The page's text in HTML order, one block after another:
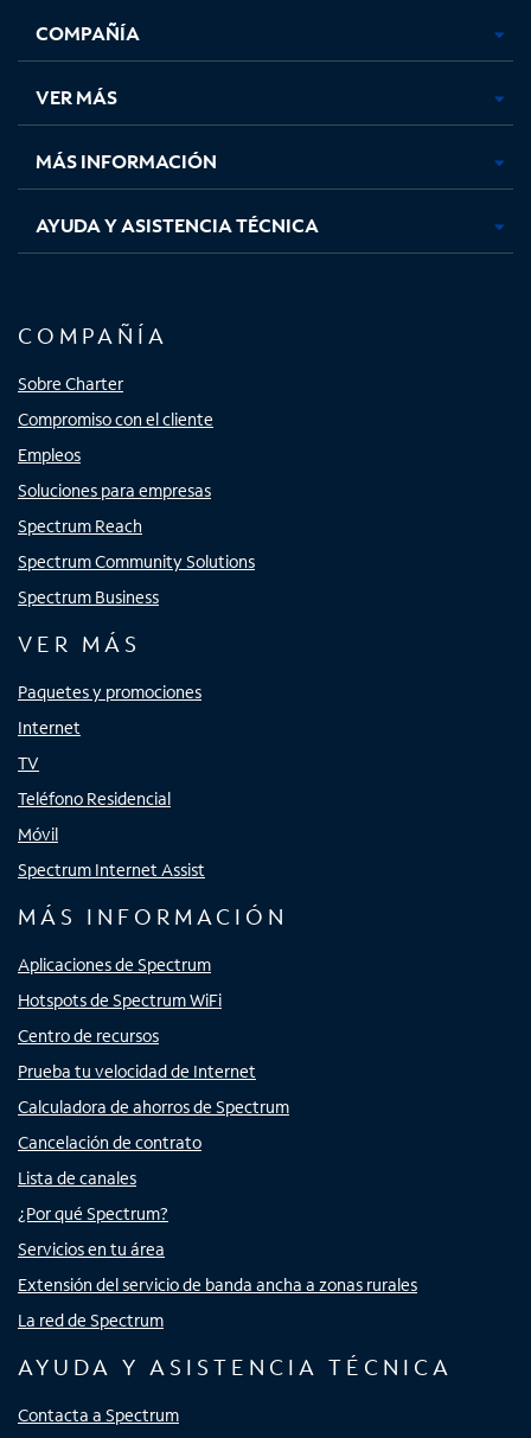
abre
en
pestaña
nueva
abre
en
pestaña
nueva
abre
en
pestaña
nueva
en
nueva
COMPAÑÍA
VER MÁS
MÁS INFORMACIÓN
AYUDA Y ASISTENCIA TÉCNICA
COMPAÑÍA
Sobre Charter
Compromiso con el cliente
Empleos
Soluciones para empresas
Spectrum Reach
Spectrum Community Solutions
Spectrum Business
VER MÁS
Paquetes y promociones
Internet
TV
Teléfono Residencial
Móvil
Spectrum Internet Assist
MÁS INFORMACIÓN
Aplicaciones de Spectrum
Hotspots de Spectrum WiFi
Centro de recursos
Prueba tu velocidad de Internet
Calculadora de ahorros de Spectrum
Cancelación de contrato
Lista de canales
¿Por qué Spectrum?
Servicios en tu área
Extensión del servicio de banda ancha a zonas rurales
La red de Spectrum
AYUDA Y ASISTENCIA TÉCNICA
Contacta a Spectrum